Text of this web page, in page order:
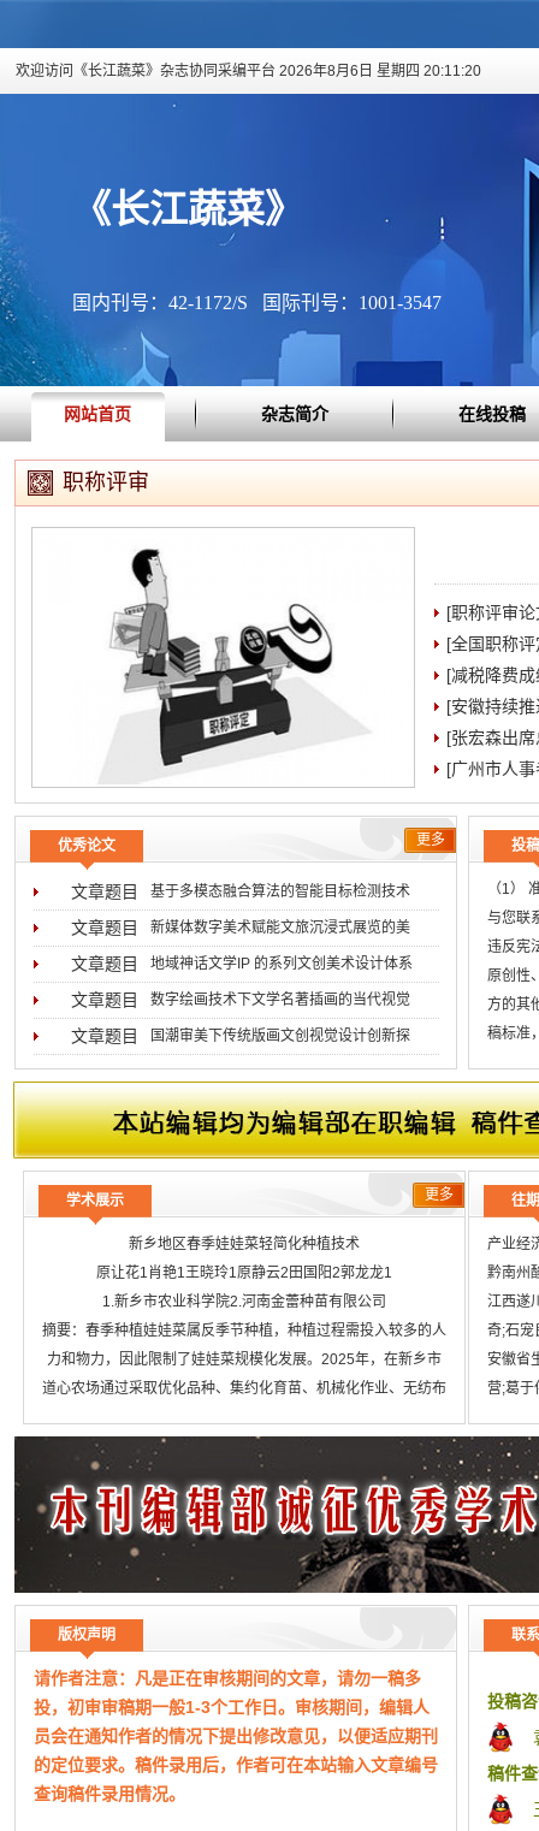
欢迎访问《长江蔬菜》杂志协同采编平台 2026年8月6日 星期四 20:11:20
《长江蔬菜》
国内刊号：42-1172/S 国际刊号：1001-3547
网站首页 杂志简介 在线投稿
职称评审
[职称评审
[全国职称
[减税降费
[安徽持续
[张宏森出
[广州市人
优秀论文 更多
基于多模态融合算法的智能目标检测技术
文章题目
2026-08-05
新媒体数字美术赋能文旅沉浸式展览的美
文章题目
2026-07-31
地域神话文学IP 的系列文创美术设计体系
文章题目
2026-07-29
数字绘画技术下文学名著插画的当代视觉
文章题目
2026-07-16
国潮审美下传统版画文创视觉设计创新探
文章题目
2026-07-02
投
（1）
与您联
违反宪
原创性
方的其
稿标准
往
产业经
黔南州
江西遂
奇;石宠
安徽省
营;葛于
瑞霞;
高山蔬
怀化市
宇;16-
品种导
茂名苦
辉;23-
平;26-
东台礼
平;30-
栽培技
新乡地
学术展示 更多
新乡地区春季娃娃菜轻简化种植技术
原让花1肖艳1王晓玲1原静云2田国阳2郭龙龙1
1.新乡市农业科学院2.河南金蕾种苗有限公司
摘要：春季种植娃娃菜属反季节种植，种植过程需投入较多的人
力和物力，因此限制了娃娃菜规模化发展。2025年，在新乡市
道心农场通过采取优化品种、集约化育苗、机械化作业、无纺布
相比降低人工定植成本75%左右，有效节水20%～30%，且省
工省时，提升了生产效率，该技术对助力娃娃菜高质量发展具有
重要指导意义。
关键词： 娃娃菜;春季;轻简化;省工省时;
版权声明
请作者注意：凡是正在审核期间的文章，请勿一稿多
投，初审审稿期一般1-3个工作日。审核期间，编辑人
员会在通知作者的情况下提出修改意见，以便适应期刊
的定位要求。稿件录用后，作者可在本站输入文章编号
查询稿件录用情况。
联
投稿
稿件